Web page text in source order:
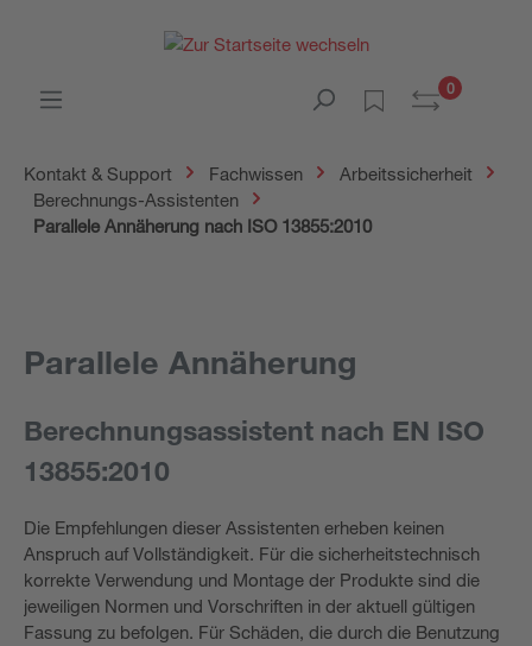
0
Kontakt & Support Fachwissen
Arbeitssicherheit
Berechnungs-Assistenten
Parallele Annäherung nach ISO 13855:2010
Parallele Annäherung
Berechnungsassistent nach EN ISO
13855:2010
Die Empfehlungen dieser Assistenten erheben keinen
Anspruch auf Vollständigkeit. Für die sicherheitstechnisch
korrekte Verwendung und Montage der Produkte sind die
jeweiligen Normen und Vorschriften in der aktuell gültigen
Fassung zu befolgen. Für Schäden, die durch die Benutzung